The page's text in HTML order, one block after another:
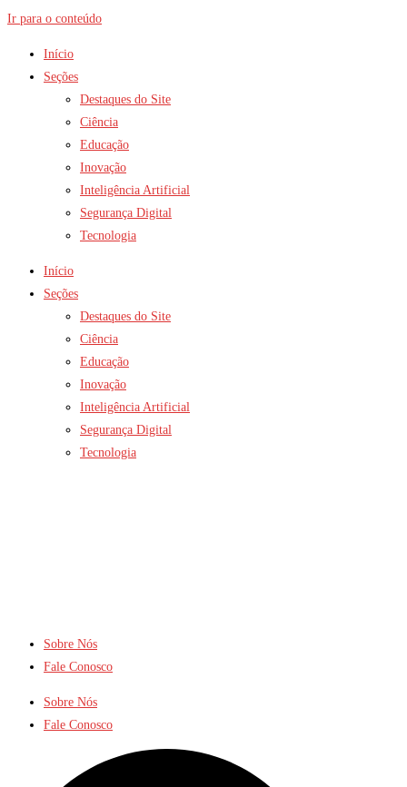
Ir para o conteúdo
Início
Seções
Destaques do Site
Ciência
Educação
Inovação
Inteligência Artificial
Segurança Digital
Tecnologia
Início
Seções
Destaques do Site
Ciência
Educação
Inovação
Inteligência Artificial
Segurança Digital
Tecnologia
Sobre Nós
Fale Conosco
Sobre Nós
Fale Conosco